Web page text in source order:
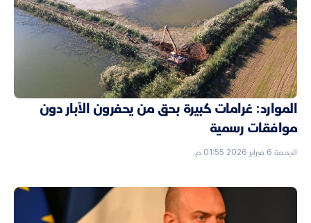
الموارد: غرامات كبيرة بحق من يحفرون الآبار دون
موافقات رسمية
الجمعة 6 فبراير 2026 01:55 م